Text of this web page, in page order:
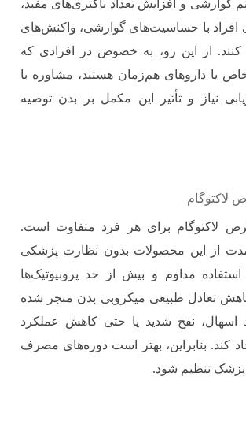
گوارشی و افزایش تعداد باکتری‌های مفید،
افراد با حساسیت‌های گوارشی، واکنش‌های
کنند. از این رو، به خصوص در افرادی که
یا داروهای هم‌زمان هستند، مشاوره با
نیاز و تأثیر این مکمل بر بدن توصیه
لاکتوگام برای هر فرد متفاوت است.
از این محصولات بدون نظارت پزشکی
مداوم و بیش از حد پروبیوتیک‌ها
تعادل طبیعی میکروبی بدن منجر شده
اسهال، نفخ شدید یا حتی کاهش عملکرد
کند. بنابراین، بهتر است دوره‌های مصرف
پزشک تنظیم شود.